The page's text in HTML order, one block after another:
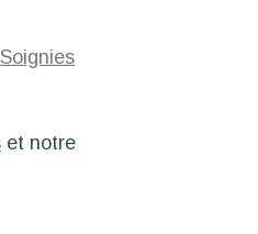
et notre